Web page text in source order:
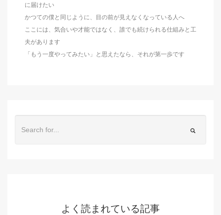
に届けたい
かつての僕と同じように、目の前が見えなくなっている人へ
ここには、気合いや才能ではなく、誰でも続けられる仕組みと工
夫があります
「もう一度やってみたい」と思えたなら、それが第一歩です
よく読まれている記事